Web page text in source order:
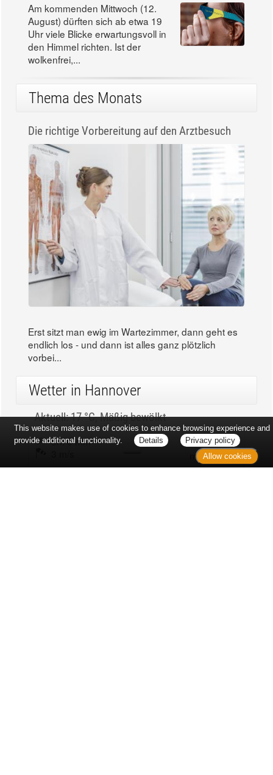
Am kommenden Mittwoch (12.
August) dürften sich ab etwa 19
Uhr viele Blicke erwartungsvoll in
den Himmel richten. Ist der
wolkenfrei,...
Thema des Monats
Die richtige Vorbereitung auf den Arztbesuch
Erst sitzt man ewig im Wartezimmer, dann geht es
endlich los - und dann ist alles ganz plötzlich
vorbei...
Wetter in Hannover
Aktuell: 17 °C,Mäßig bewölkt
3h: 0 mm
min: 17 °C
max: 18 °C
This website makes use of cookies to enhance browsing experience and
provide additional functionality.
Details
Privacy policy
Allow cookies